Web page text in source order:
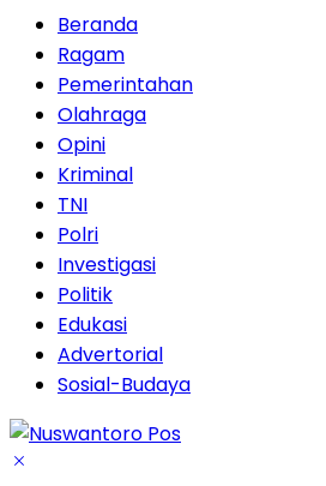
Beranda
Ragam
Pemerintahan
Olahraga
Opini
Kriminal
TNI
Polri
Investigasi
Politik
Edukasi
Advertorial
Sosial-Budaya